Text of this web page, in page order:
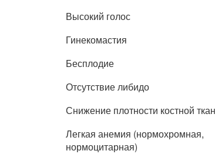
Высокий голос
Гинекомастия
Бесплодие
Отсутствие либидо
Снижение плотности костной
Легкая анемия (нормохромная,
нормоцитарная)